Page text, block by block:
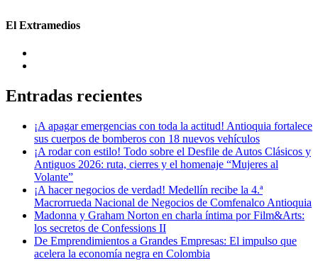
El Extramedios
Entradas recientes
¡A apagar emergencias con toda la actitud! Antioquia fortalece
sus cuerpos de bomberos con 18 nuevos vehículos
¡A rodar con estilo! Todo sobre el Desfile de Autos Clásicos y
Antiguos 2026: ruta, cierres y el homenaje “Mujeres al
Volante”
¡A hacer negocios de verdad! Medellín recibe la 4.ª
Macrorrueda Nacional de Negocios de Comfenalco Antioquia
Madonna y Graham Norton en charla íntima por Film&Arts:
los secretos de Confessions II
De Emprendimientos a Grandes Empresas: El impulso que
acelera la economía negra en Colombia